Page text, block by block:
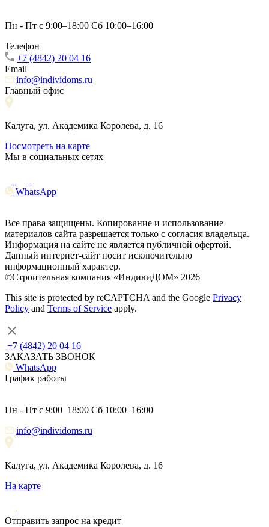
Пн - Пт с 9:00–18:00 Сб 10:00–16:00
Телефон
+7 (4842) 20 04 16
Email
info@individoms.ru
Главный офис
Калуга, ул. Академика Королева, д. 16
Посмотреть на карте
Мы в социальных сетях
WhatsApp
Все права защищены. Копирование и использование
материалов сайта разрешается только с согласия владельца.
Информация на сайте не является публичной офертой.
Данный интернет-сайт носит исключительно
информационный характер.
©Строительная компания «ИндивиДОМ» 2026
This site is protected by reCAPTCHA and the Google Privacy
Policy and Terms of Service apply.
+7 (4842) 20 04 16
ЗАКАЗАТЬ ЗВОНОК
WhatsApp
График работы
Пн - Пт с 9:00–18:00 Сб 10:00–16:00
info@individoms.ru
Калуга, ул. Академика Королева, д. 16
На карте
Отправить запрос на кредит